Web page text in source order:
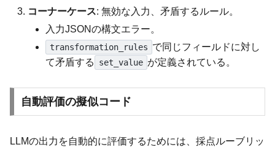
コーナーケース: 無効な入力、矛盾するルール。
入力JSONの構文エラー。
transformation_rules で同じフィールドに対し
て矛盾する
set_value が定義されている。
自動評価の擬似コード
LLMの出力を自動的に評価するためには、採点ルーブリッ